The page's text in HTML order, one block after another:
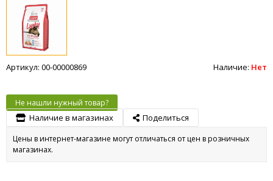
Артикул: 00-00000869 Наличие: Нет
Не нашли нужный товар?
Наличие в магазинах Поделиться
Цены в интернет-магазине могут отличаться от цен в розничных
магазинах.